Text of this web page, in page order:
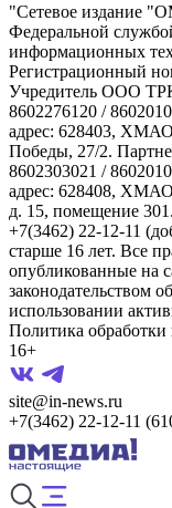
"Сетевое издание
Федеральной
информационных
Регистрационный
Учредитель ООО
8602276120 /
адрес: 628403,
Победы, 27/2.
8602303021 /
адрес: 628408,
д. 15, помещение
+7(3462) 22-12-11
старше 16 лет. Все
опубликованные на
законодательством
использовании
Политика
16+
site@in-news.ru
+7(3462) 22-12-11